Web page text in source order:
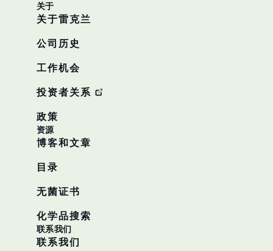
关于
关于雷克兰
公司历史
工作机会
投资者关系
政策
资源
博客和文章
目录
无菌证书
化学品搜索
联系我们
联系我们